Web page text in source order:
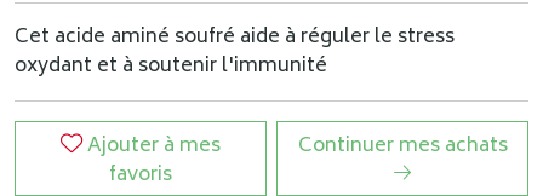
Cet acide aminé soufré aide à réguler le stress
oxydant et à soutenir l'immunité
Ajouter à mes
favoris
Continuer mes achats